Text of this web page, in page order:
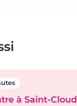
à Saint-Cloud